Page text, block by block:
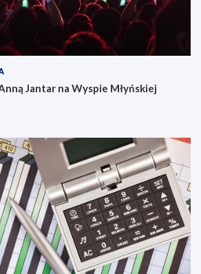
Jantar na Wyspie Młyńskiej